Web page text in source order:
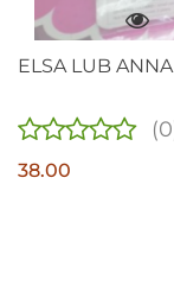
ELSA LUB
38.00